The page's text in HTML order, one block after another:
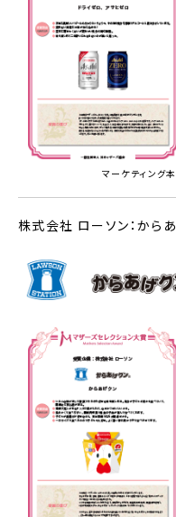
マーケティング
株式会社 ローソン：から